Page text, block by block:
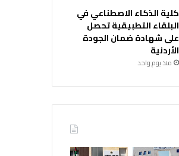
كلية الذكاء الاصطناعي في
البلقاء التطبيقية تحصل
على شهادة ضمان الجودة
الأردنية
منذ يوم واحد